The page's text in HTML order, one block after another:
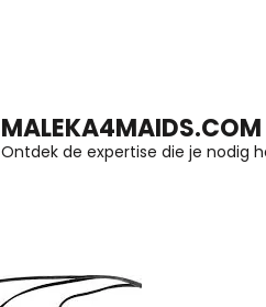
MALEKA4MAIDS.COM
Ontdek de expertise die je nodig